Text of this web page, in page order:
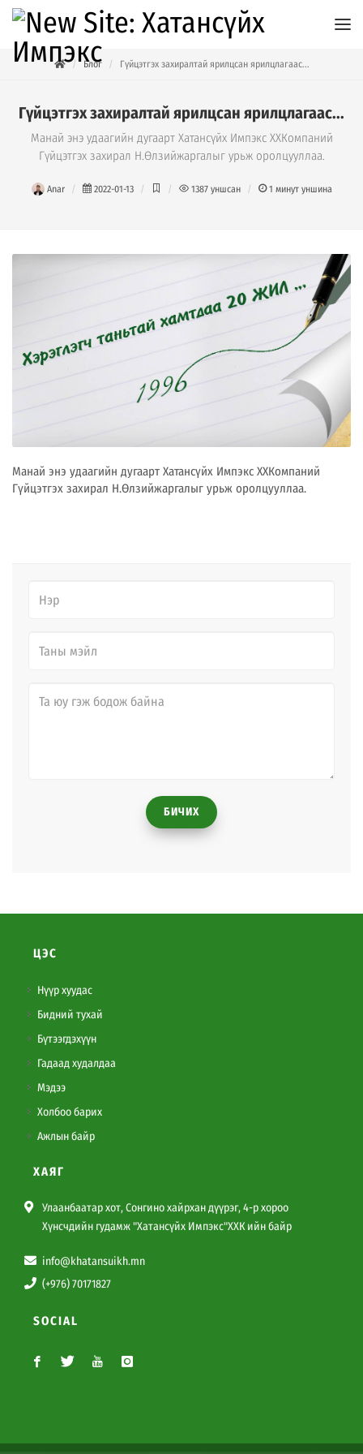
Блог Гүйцэтгэх захиралтай ярилцсан ярилцлагаас...
Гүйцэтгэх захиралтай ярилцсан ярилцлагаас...
Манай энэ удаагийн дугаарт Хатансүйх Импэкс ХХКомпаний
Гүйцэтгэх захирал Н.Өлзийжаргалыг урьж оролцууллаа.
Anar 2022-01-13 1387 уншсан 1 минут уншина
Манай энэ удаагийн дугаарт Хатансүйх Импэкс ХХКомпаний
Гүйцэтгэх захирал Н.Өлзийжаргалыг урьж оролцууллаа.
БИЧИХ
ЦЭС
Нүүр хуудас
Бидний тухай
Бүтээгдэхүүн
Гадаад худалдаа
Мэдээ
Холбоо барих
Ажлын байр
ХАЯГ
Улаанбаатар хот, Сонгино хайрхан дүүрэг, 4-р хороо
Хүнсчдийн гудамж "Хатансүйх Импэкс"ХХК ийн байр
info@khatansuikh.mn
(+976) 70171827
SOCIAL